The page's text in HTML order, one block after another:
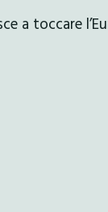
a toccare